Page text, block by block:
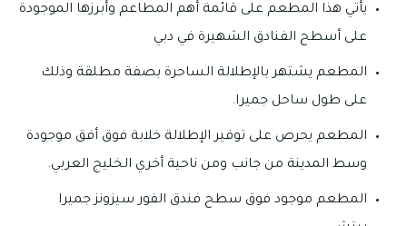
يأتي هذا المطعم على قائمة أهم المطاعم وأبرزها الموجودة
على أسطح الفنادق الشهيرة في دبي
المطعم يشتهر بالإطلالة الساحرة بصفة مطلقة وذلك
على طول ساحل جميرا.
المطعم يحرص على توفير الإطلالة خلابة فوق أفق موجودة
وسط المدينة من جانب ومن ناحية أخري الخليج العربي.
المطعم موجود فوق سطح فندق الفور سيزونز جميرا